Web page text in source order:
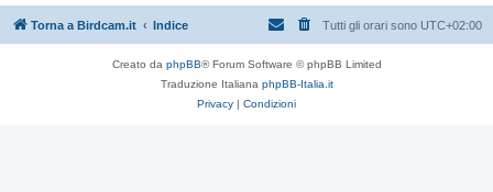
Torna a Birdcam.it Indice Tutti gli orari sono UTC+02:00
Creato da phpBB® Forum Software © phpBB Limited
Traduzione Italiana phpBB-Italia.it
Privacy | Condizioni